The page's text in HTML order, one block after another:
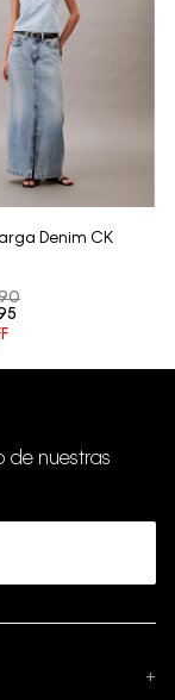
Denim CK
de nuestras
+